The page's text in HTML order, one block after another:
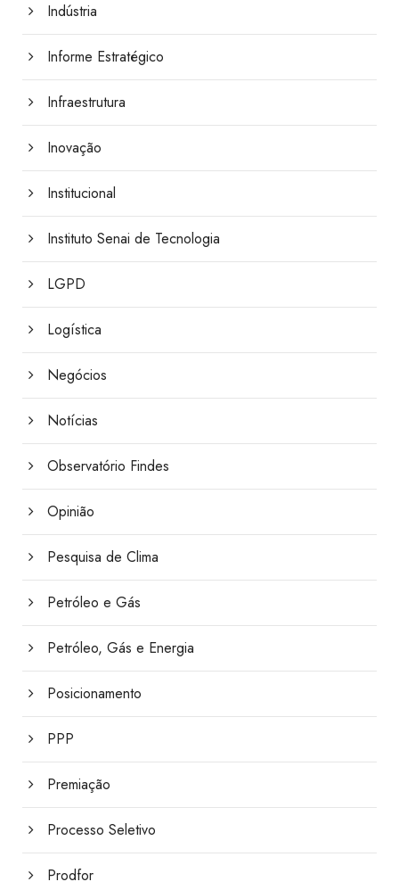
Indústria
Informe Estratégico
Infraestrutura
Inovação
Institucional
Instituto Senai de Tecnologia
LGPD
Logística
Negócios
Notícias
Observatório Findes
Opinião
Pesquisa de Clima
Petróleo e Gás
Petróleo, Gás e Energia
Posicionamento
PPP
Premiação
Processo Seletivo
Prodfor